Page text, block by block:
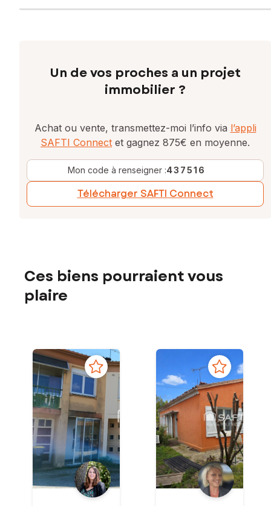
Un de vos proches a un projet
immobilier ?
Achat ou vente, transmettez-moi l’info via l’appli
SAFTI Connect et gagnez 875€ en moyenne.
Mon code à renseigner :437516
Télécharger SAFTI Connect
Ces biens pourraient vous
plaire